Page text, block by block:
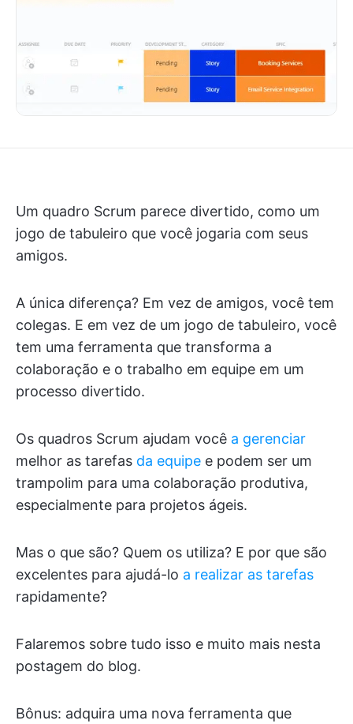
Um quadro Scrum parece divertido, como um
jogo de tabuleiro que você jogaria com seus
amigos.
A única diferença? Em vez de amigos, você tem
colegas. E em vez de um jogo de tabuleiro, você
tem uma ferramenta que transforma a
colaboração e o trabalho em equipe em um
processo divertido.
Os quadros Scrum ajudam você a gerenciar
melhor as tarefas da equipe e podem ser um
trampolim para uma colaboração produtiva,
especialmente para projetos ágeis.
Mas o que são? Quem os utiliza? E por que são
excelentes para ajudá-lo a realizar as tarefas
rapidamente?
Falaremos sobre tudo isso e muito mais nesta
postagem do blog.
Bônus: adquira uma nova ferramenta que